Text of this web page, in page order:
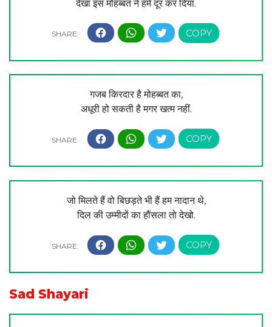
देखा इस मोहब्बत ने हमें दूर कर दिया.
गजब किरदार है मोहब्बत का,
अधूरी हो सकती है मगर खत्म नहीं.
जो मिलते हैं वो बिछड़ते भी हैं हम नादान थे,
दिल की उम्मीदों का हौंसला तो देखो.
Sad Shayari